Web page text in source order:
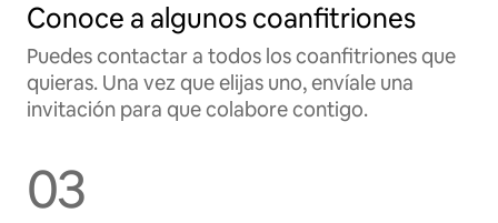
Conoce a algunos coanfitriones
Puedes contactar a todos los coanfitriones que
quieras. Una vez que elijas uno, envíale una
invitación para que colabore contigo.
03